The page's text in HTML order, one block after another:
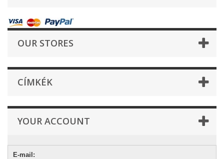
OUR STORES
CÍMKÉK
YOUR ACCOUNT
E-mail: